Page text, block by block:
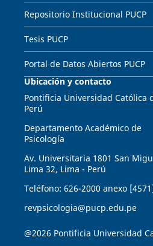
Repositorio Institucional PUCP
Tesis PUCP
Portal de Datos Abiertos PUCP
Ubicación y contacto
Pontificia Universidad Católica
Perú
Departamento Académico de
Psicología
Av. Universitaria 1801 San
Lima 32, Lima - Perú
Teléfono: 626-2000 anexo
revpsicologia@pucp.edu.pe
@2026 Pontificia Universidad